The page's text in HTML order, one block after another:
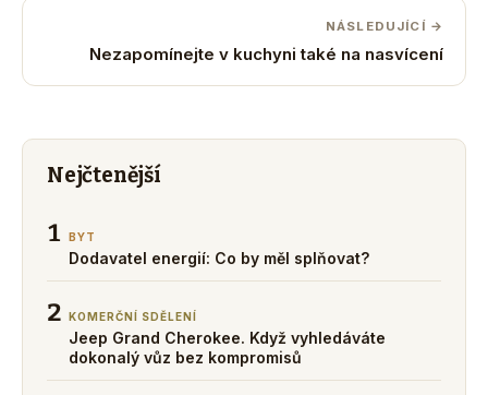
NÁSLEDUJÍCÍ →
Nezapomínejte v kuchyni také na nasvícení
Nejčtenější
1 BYT
Dodavatel energií: Co by měl splňovat?
2 KOMERČNÍ SDĚLENÍ
Jeep Grand Cherokee. Když vyhledáváte
dokonalý vůz bez kompromisů